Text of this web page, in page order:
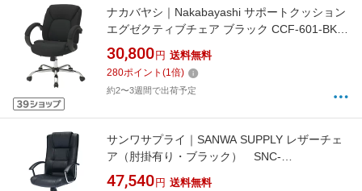
ナカバヤシ｜Nakabayashi サポートクッション
エグゼクティブチェア ブラック CCF-601-BK
[アームレストあり /リクライニングあり]
30,800 円 送料無料
280ポイント (1倍)
約2〜3週間で出荷予定
サンワサプライ｜SANWA SUPPLY レザーチェ
ア（肘掛有り・ブラック） SNC-
L7K[SNCL7K]
47,540 円 送料無料